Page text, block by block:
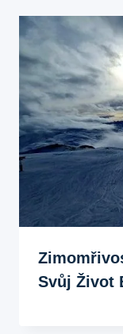
Svůj Život